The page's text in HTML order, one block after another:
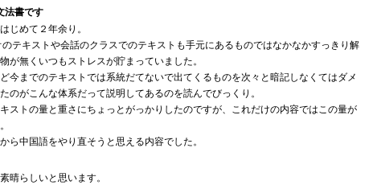
法書です
じめて２年余り。
テキストや会話のクラスでのテキストも手元にあるものではなかなかすっきり解
が無くいつもストレスが貯まっていました。
今までのテキストでは系統だてないで出てくるものを次々と暗記しなくてはダメ
のがこんな体系だって説明してあるのを読んでびっくり。
ストの量と重さにちょっとがっかりしたのですが、これだけの内容ではこの量が
ら中国語をやり直そうと思える内容でした。
晴らしいと思います。